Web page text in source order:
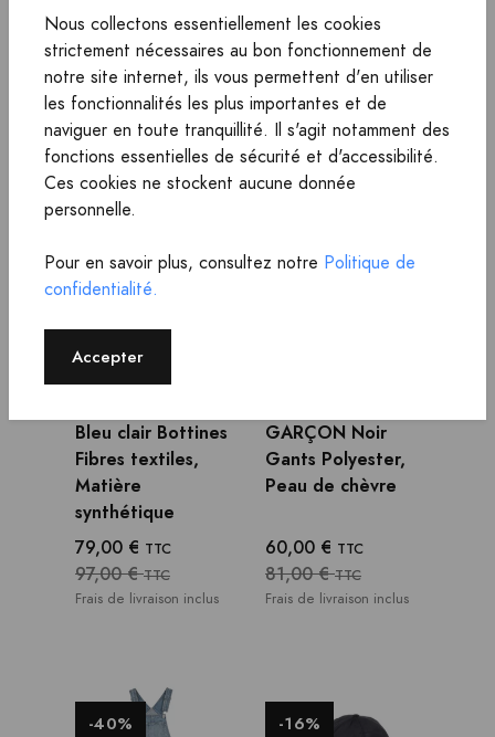
-18%
ChezYoox FR
Bleu clair Bottines
Fibres textiles,
Matière
synthétique
79,00 € TTC
97,00 €TTC
Frais de livraison inclus
-25%
GARÇON Noir
Gants Polyester,
Peau de chèvre
60,00 € TTC
81,00 €TTC
Frais de livraison inclus
-40% -16%
Nous collectons essentiellement les cookies
strictement nécessaires au bon fonctionnement de
notre site internet, ils vous permettent d'en utiliser
les fonctionnalités les plus importantes et de
naviguer en toute tranquillité. Il s'agit notamment des
fonctions essentielles de sécurité et d'accessibilité.
Ces cookies ne stockent aucune donnée
personnelle.
Pour en savoir plus, consultez notre Politique de
confidentialité.
Accepter